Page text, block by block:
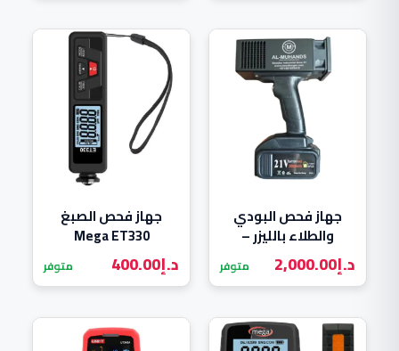
جهاز فحص البودي
والطلاء بالليزر –
Hershma UV-900د.إ2,000.00 متوفر
جهاز فحص الصبغ
Mega ET330
د.إ400.00 متوفر